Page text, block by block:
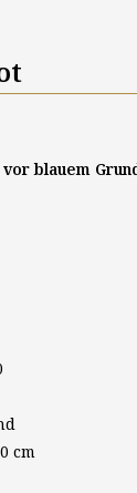
blauem
cm